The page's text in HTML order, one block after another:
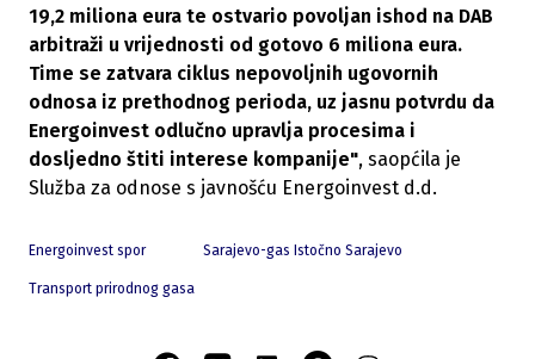
19,2 miliona eura te ostvario povoljan ishod na DAB
arbitraži u vrijednosti od gotovo 6 miliona eura.
Time se zatvara ciklus nepovoljnih ugovornih
odnosa iz prethodnog perioda, uz jasnu potvrdu da
Energoinvest odlučno upravlja procesima i
dosljedno štiti interese kompanije", saopćila je
Služba za odnose s javnošću Energoinvest d.d.
Energoinvest spor Sarajevo-gas Istočno Sarajevo
Transport prirodnog gasa